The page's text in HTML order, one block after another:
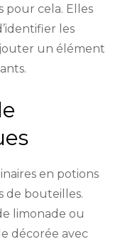
pour cela. Elles
les
un élément
en potions
de bouteilles.
limonade ou
décorée avec